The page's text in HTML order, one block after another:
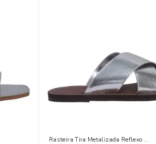
Rasteira Tira Metalizada Reflexo Prata